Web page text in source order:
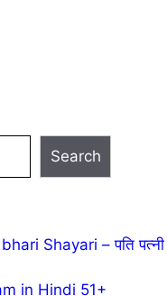
Search
Shayari – पति पत्नी
in Hindi 51+